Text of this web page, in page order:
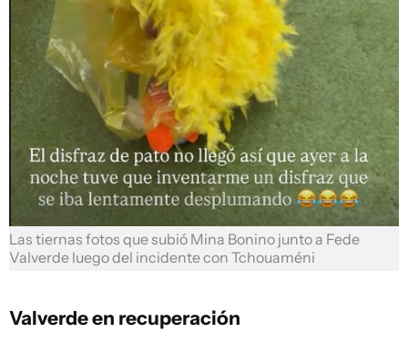
Las tiernas fotos que subió Mina Bonino junto a Fede
Valverde luego del incidente con Tchouaméni
Valverde en recuperación